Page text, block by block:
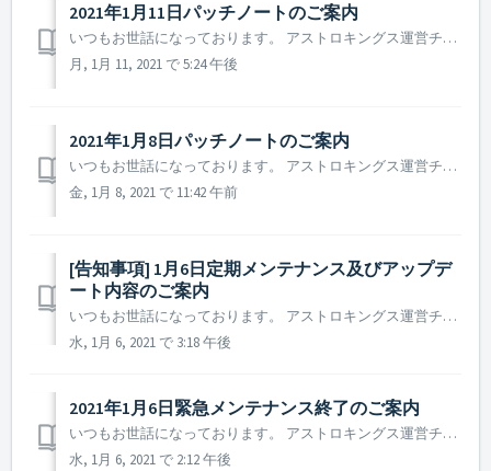
2021年1月11日パッチノートのご案内​
いつもお世話になっております。 アストロキングス運営チームです。 本日(2021年1月11日)に行われたパッチノートについてご案内致します。 ▶️ 2021年1月11日パッチノートのご案内 - ゲーム内の一部のアイテム説明文修正及び追加 - その他確認されている不具合及びバグの一部を...
月, 1月 11, 2021 で 5:24 午後
2021年1月8日パッチノートのご案内​
いつもお世話になっております。 アストロキングス運営チームです。 本日(2021年1月8日)に行われたパッチノートについてご案内致します。 ▶️ 2021年1月8日パッチノートのご案内 - 一部の環境下においてゲーム内イベント日程が正常に表示されていない現象修正 - 一部ゲーム画面に...
金, 1月 8, 2021 で 11:42 午前
[告知事項] 1月6日定期メンテナンス及びアップデ
ート内容のご案内
いつもお世話になっております。 アストロキングス運営チームです。 2021年1月6日実施予定の定期メンテナンス及びアップデート内容についてご案内致します。 ※ 当告知は、事前告知のため、諸事情により一部内容に変更が生じる可能性がございます。変更時には改めて告知を通してご案内致します。 ▶ 2021...
水, 1月 6, 2021 で 3:18 午後
2021年1月6日緊急メンテナンス終了のご案内​
いつもお世話になっております。 アストロキングス運営チームです。 本日(2021年1月6日)に行われた緊急メンテナンスが終了致しました事ご案内致します。 ▶️ 2021年1月6日緊急メンテナンス終了のご案内 - メンテナンス時間：2021年1月6日 12 : 30 ~ 13 : 30 ...
水, 1月 6, 2021 で 2:12 午後